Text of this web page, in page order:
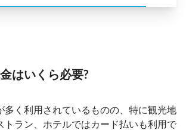
はいくら必要?
多く利用されているものの、特に観光地
トラン、ホテルではカード払いも利用で